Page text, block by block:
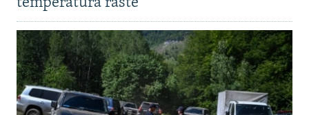
temperatura raste